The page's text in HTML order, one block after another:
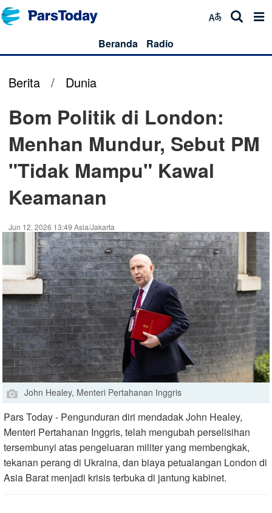
Beranda Radio
Berita / Dunia
Bom Politik di London:
Menhan Mundur, Sebut PM
"Tidak Mampu" Kawal
Keamanan
Jun 12, 2026 13:49 Asia/Jakarta
John Healey, Menteri Pertahanan Inggris
Pars Today - Pengunduran diri mendadak John Healey,
Menteri Pertahanan Inggris, telah mengubah perselisihan
tersembunyi atas pengeluaran militer yang membengkak,
tekanan perang di Ukraina, dan biaya petualangan London di
Asia Barat menjadi krisis terbuka di jantung kabinet.